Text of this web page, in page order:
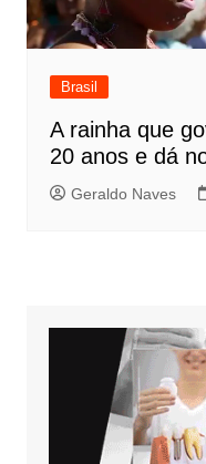
Brasil
A rainha que
20 anos e dá
Geraldo Naves